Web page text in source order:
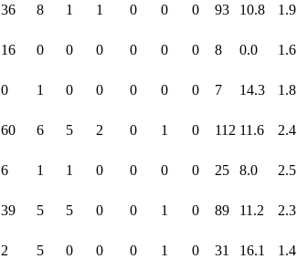
36 8 1 1 0 0 0 93 10.8 1.9
16 0 0 0 0 0 0 8 0.0 1.6
0 1 0 0 0 0 0 7 14.3 1.8
60 6 5 2 0 1 0 112 11.6 2.4
6 1 1 0 0 0 0 25 8.0 2.5
39 5 5 0 0 1 0 89 11.2 2.3
2 5 0 0 0 1 0 31 16.1 1.4